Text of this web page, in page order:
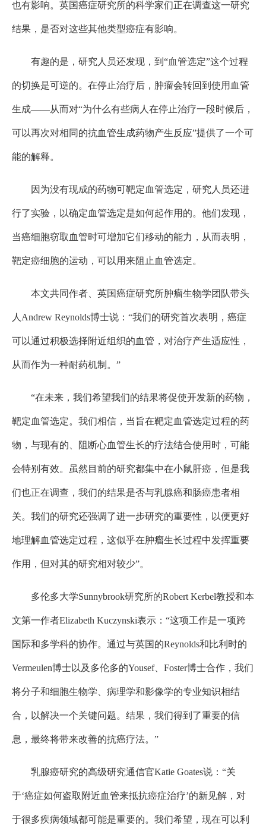
也有影响。英国癌症研究所的科学家们正在调查这一研究
结果，是否对这些其他类型癌症有影响。
有趣的是，研究人员还发现，到“血管选定”这个过程
的切换是可逆的。在停止治疗后，肿瘤会转回到使用血管
生成——从而对“为什么有些病人在停止治疗一段时候后，
可以再次对相同的抗血管生成药物产生反应”提供了一个可
能的解释。
因为没有现成的药物可靶定血管选定，研究人员还进
行了实验，以确定血管选定是如何起作用的。他们发现，
当癌细胞窃取血管时可增加它们移动的能力，从而表明，
靶定癌细胞的运动，可以用来阻止血管选定。
本文共同作者、英国癌症研究所肿瘤生物学团队带头
人Andrew Reynolds博士说：“我们的研究首次表明，癌症
可以通过积极选择附近组织的血管，对治疗产生适应性，
从而作为一种耐药机制。”
“在未来，我们希望我们的结果将促使开发新的药物，
靶定血管选定。我们相信，当旨在靶定血管选定过程的药
物，与现有的、阻断心血管生长的疗法结合使用时，可能
会特别有效。虽然目前的研究都集中在小鼠肝癌，但是我
们也正在调查，我们的结果是否与乳腺癌和肠癌患者相
关。我们的研究还强调了进一步研究的重要性，以便更好
地理解血管选定过程，这似乎在肿瘤生长过程中发挥重要
作用，但对其的研究相对较少”。
多伦多大学Sunnybrook研究所的Robert Kerbel教授和本
文第一作者Elizabeth Kuczynski表示：“这项工作是一项跨
国际和多学科的协作。通过与英国的Reynolds和比利时的
Vermeulen博士以及多伦多的Yousef、Foster博士合作，我们
将分子和细胞生物学、病理学和影像学的专业知识相结
合，以解决一个关键问题。结果，我们得到了重要的信
息，最终将带来改善的抗癌疗法。”
乳腺癌研究的高级研究通信官Katie Goates说：“关
于‘癌症如何盗取附近血管来抵抗癌症治疗’的新见解，对
于很多疾病领域都可能是重要的。我们希望，现在可以利